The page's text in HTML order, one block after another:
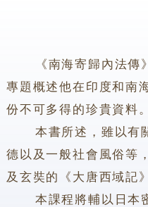
《南海寄歸內法
專題概述他在印度和南
份不可多得的珍貴資料
本書所述，雖以有關
德以及一般社會風俗等
及玄奘的《大唐西域記
本課程將輔以日本密